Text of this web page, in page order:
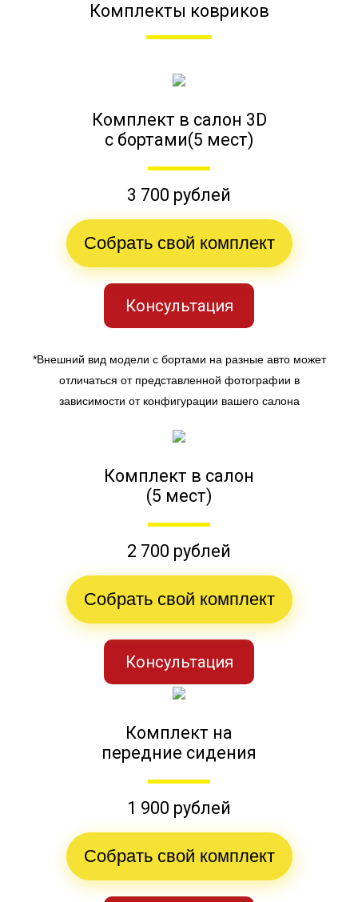
Комплекты ковриков
Комплект в салон 3D
с бортами(5 мест)
3 700 рублей
Собрать свой комплект
Консультация
*Внешний вид модели с бортами на разные авто может
отличаться от представленной фотографии в
зависимости от конфигурации вашего салона
Комплект в салон
(5 мест)
2 700 рублей
Собрать свой комплект
Консультация
Комплект на
передние сидения
1 900 рублей
Собрать свой комплект